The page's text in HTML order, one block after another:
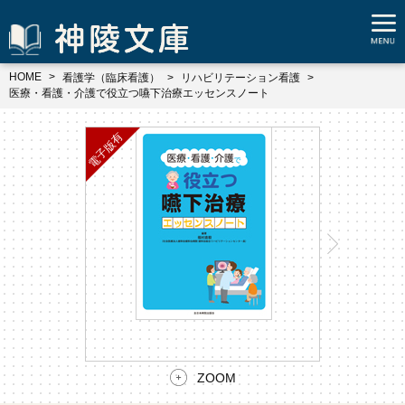
HOME 看護学（臨床看護）
リハビリテーション看護
医療・看護・介護で役立つ嚥下治療エッセンスノート
ZOOM